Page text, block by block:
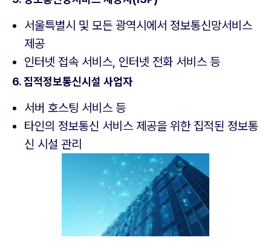
서울특별시 및 모든 광역시에서 정보통신망서비스
제공
인터넷 접속 서비스, 인터넷 전화 서비스 등
6. 집적정보통신시설 사업자
서버 호스팅 서비스 등
타인의 정보통신 서비스 제공을 위한 집적된 정보통
신 시설 관리